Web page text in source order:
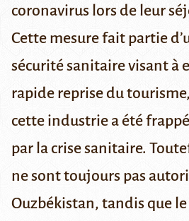
coronavirus lors de leur
Cette mesure fait partie
sécurité sanitaire visant à
rapide reprise du
cette industrie a été
par la crise sanitaire.
ne sont toujours pas
Ouzbékistan, tandis que